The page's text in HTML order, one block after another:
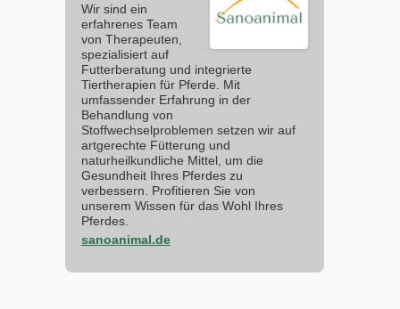
Wir sind ein
erfahrenes Team
von Therapeuten,
spezialisiert auf
Futterberatung und integrierte
Tiertherapien für Pferde. Mit
umfassender Erfahrung in der
Behandlung von
Stoffwechselproblemen setzen wir auf
artgerechte Fütterung und
naturheilkundliche Mittel, um die
Gesundheit Ihres Pferdes zu
verbessern. Profitieren Sie von
unserem Wissen für das Wohl Ihres
Pferdes.
sanoanimal.de